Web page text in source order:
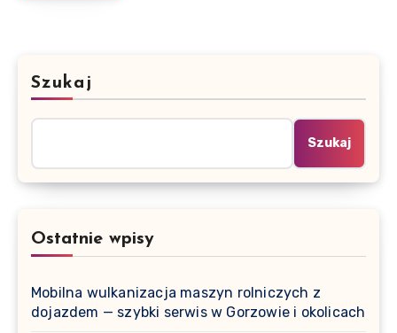
Szukaj
Szukaj
Ostatnie wpisy
Mobilna wulkanizacja maszyn rolniczych z
dojazdem — szybki serwis w Gorzowie i okolicach